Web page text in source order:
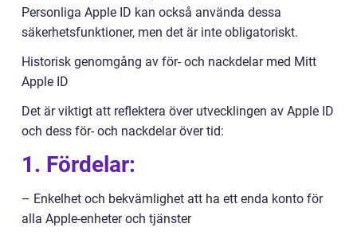
Personliga Apple ID kan också använda dessa
säkerhetsfunktioner, men det är inte obligatoriskt.
Historisk genomgång av för- och nackdelar med Mitt
Apple ID
Det är viktigt att reflektera över utvecklingen av Apple ID
och dess för- och nackdelar över tid:
1. Fördelar:
– Enkelhet och bekvämlighet att ha ett enda konto för
alla Apple-enheter och tjänster